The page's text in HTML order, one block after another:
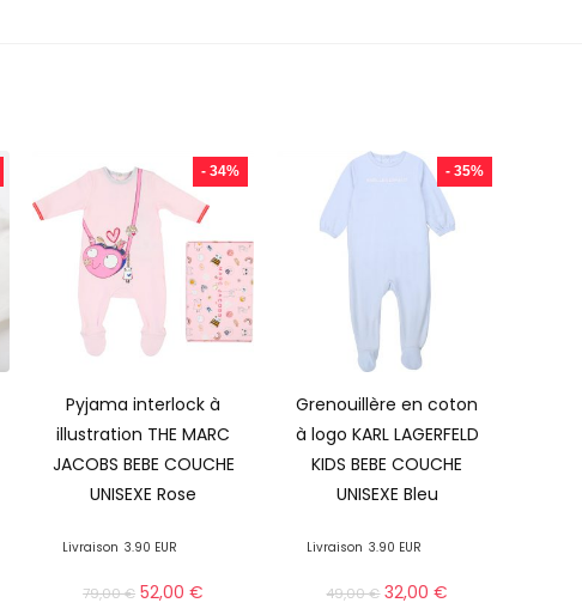
- 34%
Pyjama interlock à
illustration THE MARC
JACOBS BEBE COUCHE
UNISEXE Rose
Livraison 3.90 EUR
79,00€ 52,00€
- 35%
Grenouillère en coton
à logo KARL LAGERFELD
KIDS BEBE COUCHE
UNISEXE Bleu
Livraison 3.90 EUR
49,00€ 32,00€